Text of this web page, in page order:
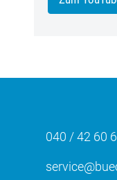
040 / 42 60